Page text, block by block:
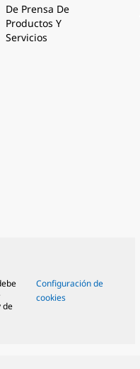
De Prensa De
Productos Y
Servicios
de
Configuración de
cookies